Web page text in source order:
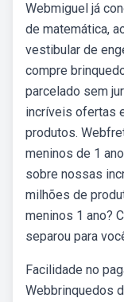
Webmiguel já
de matemática,
vestibular de
compre
parcelado sem
incríveis ofertas
produtos.
meninos de 1
sobre nossas
milhões de
meninos 1 ano?
separou para
Facilidade no
Webbrinquedos